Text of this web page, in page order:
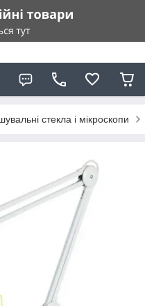
стекла і мікроскопи